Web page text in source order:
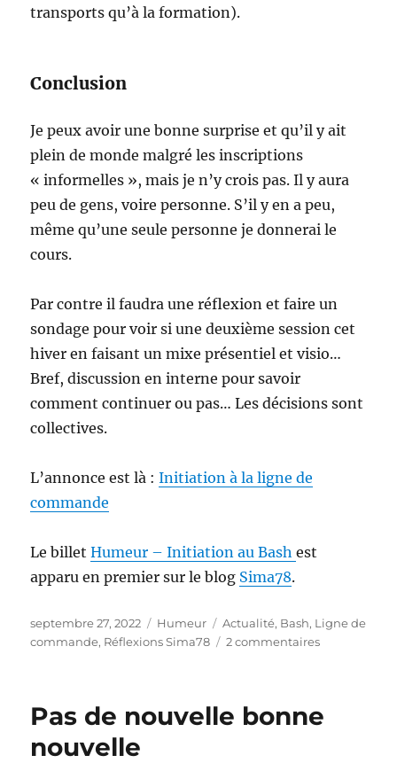
transports qu’à la formation).
Conclusion
Je peux avoir une bonne surprise et qu’il y ait
plein de monde malgré les inscriptions
« informelles », mais je n’y crois pas. Il y aura
peu de gens, voire personne. S’il y en a peu,
même qu’une seule personne je donnerai le
cours.
Par contre il faudra une réflexion et faire un
sondage pour voir si une deuxième session cet
hiver en faisant un mixe présentiel et visio…
Bref, discussion en interne pour savoir
comment continuer ou pas… Les décisions sont
collectives.
L’annonce est là :Initiation à la ligne de
commande
Le billetHumeur – Initiation au Bashest
apparu en premier sur le blog Sima78.
Publié
le
septembre 27, 2022 Catégories
Humeur Étiquettes
Actualité, Bash, Ligne de
commande, Réflexions Sima78 2 commentairessur
Pas de nouvelle bonne
nouvelle